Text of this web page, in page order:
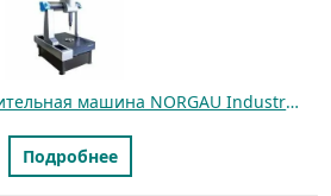
Координатно-измерительная машина NORGAU Industrial NCMM-050604
Подробнее